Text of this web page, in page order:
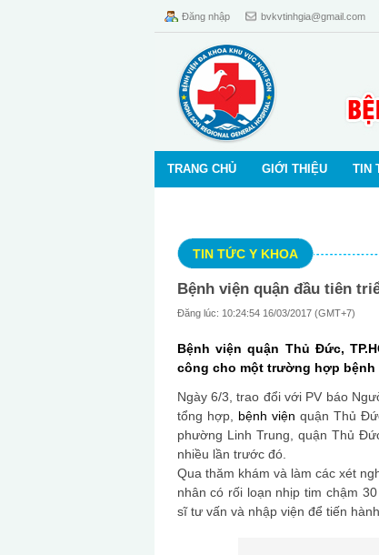
Đăng nhập bvkvtinhgia@gmail.com
TRANG CHỦ GIỚI THIỆU TIN
TIN TỨC Y KHOA
Bệnh viện quận đầu tiên
Đăng lúc: 10:24:54 16/03/2017 (GMT+7)
Bệnh viện quận Thủ Đức,
công cho một trường hợp bệnh
Ngày 6/3, trao đổi với PV báo
tổng hợp, bệnh viện quận Thủ
phường Linh Trung, quận Thủ
nhiều lần trước đó.
Qua thăm khám và làm các xét
nhân có rối loạn nhịp tim chậm
sĩ tư vấn và nhập viện để tiến